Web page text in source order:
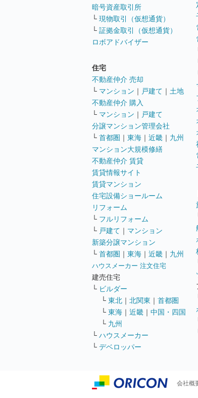
暗号資産取引所
└ 現物取引（仮想通貨）
└ 証拠金取引（仮想通貨）
ロボアドバイザー
住宅
不動産仲介 売却
└ マンション ｜ 戸建て ｜ 土地
不動産仲介 購入
└ マンション ｜ 戸建て
分譲マンション管理会社
└ 首都圏 ｜ 東海 ｜ 近畿 ｜ 九州
マンション大規模修繕
不動産仲介 賃貸
賃貸情報サイト
賃貸マンション
住宅設備ショールーム
リフォーム
└ フルリフォーム
└ 戸建て ｜ マンション
新築分譲マンション
└ 首都圏 ｜ 東海 ｜ 近畿 ｜ 九州
ハウスメーカー 注文住宅
建売住宅
└ ビルダー
└ 東北 ｜ 北関東 ｜ 首都圏
└ 東海 ｜ 近畿 ｜ 中国・四国
└ 九州
└ ハウスメーカー
└ デベロッパー
会社概